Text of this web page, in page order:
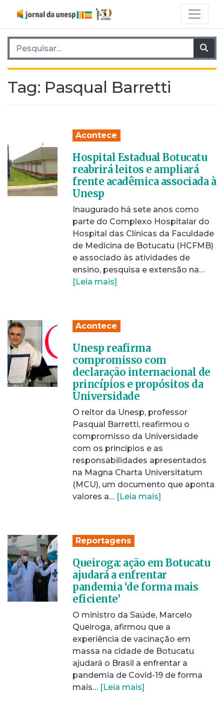
Pesquisar por:
Tag: Pasqual Barretti
Acontece
Hospital Estadual Botucatu
reabrirá leitos e ampliará
frente acadêmica associada à
Unesp
Inaugurado há sete anos como
parte do Complexo Hospitalar do
Hospital das Clínicas da Faculdade
de Medicina de Botucatu (HCFMB)
e associado às atividades de
ensino, pesquisa e extensão na…
[Leia mais]
Acontece
Unesp reafirma
compromisso com
declaração internacional de
princípios e propósitos da
Universidade
O reitor da Unesp, professor
Pasqual Barretti, reafirmou o
compromisso da Universidade
com os princípios e as
responsabilidades apresentados
na Magna Charta Universitatum
(MCU), um documento que aponta
valores a… [Leia mais]
Reportagens
Queiroga: ação em Botucatu
ajudará a enfrentar
pandemia ‘de forma mais
eficiente’
O ministro da Saúde, Marcelo
Queiroga, afirmou que a
experiência de vacinação em
massa na cidade de Botucatu
ajudará o Brasil a enfrentar a
pandemia de Covid-19 de forma
mais… [Leia mais]